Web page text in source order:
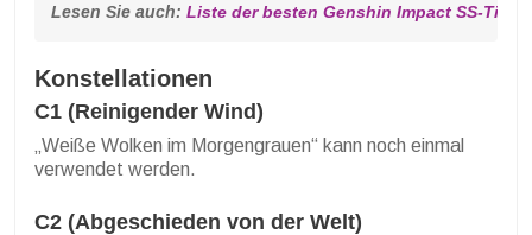
Lesen Sie auch: Liste der besten Genshin Impact SS-Tier-
Konstellationen
C1 (Reinigender Wind)
„Weiße Wolken im Morgengrauen“ kann noch einmal
verwendet werden.
C2 (Abgeschieden von der Welt)